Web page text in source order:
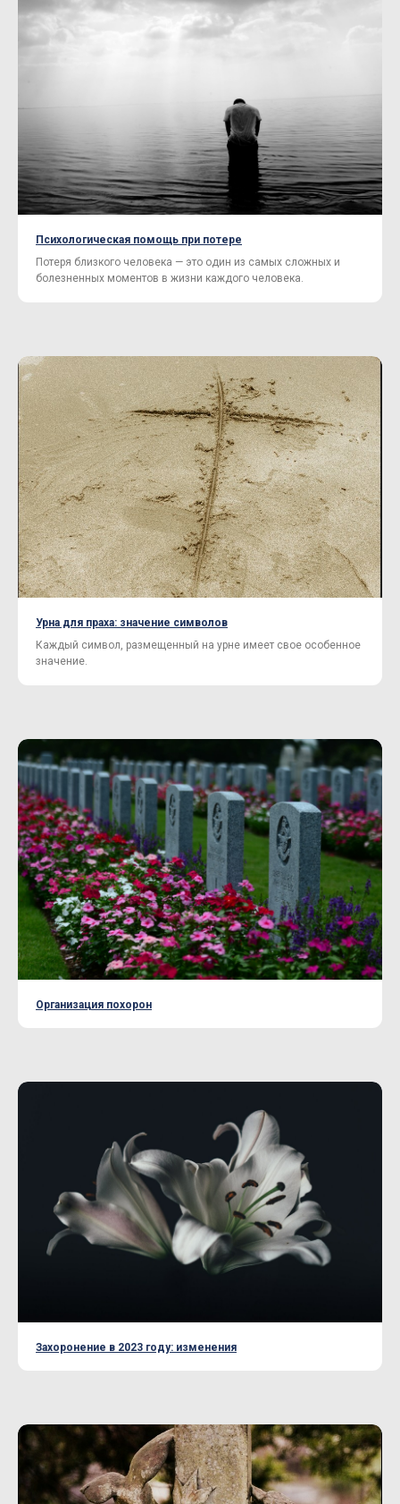
Психологическая помощь при потере
Потеря близкого человека — это один из самых сложных и
болезненных моментов в жизни каждого человека.
Урна для праха: значение символов
Каждый символ, размещенный на урне имеет свое особенное
значение.
Организация похорон
Захоронение в 2023 году: изменения